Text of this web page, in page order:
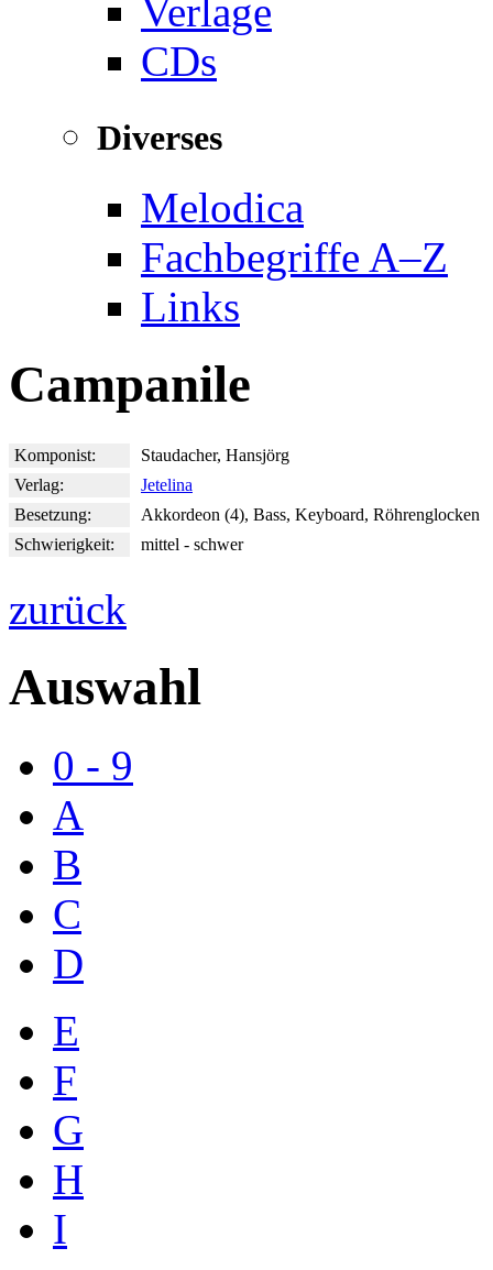
Verlage
CDs
Diverses
Melodica
Fachbegriffe A–Z
Links
Campanile
Komponist:
Staudacher, Hansjörg
Verlag:
Jetelina
Besetzung:
Akkordeon (4), Bass, Keyboard, Röhrenglocken
Schwierigkeit:
mittel - schwer
zurück
Auswahl
0 - 9
A
B
C
D
E
F
G
H
I